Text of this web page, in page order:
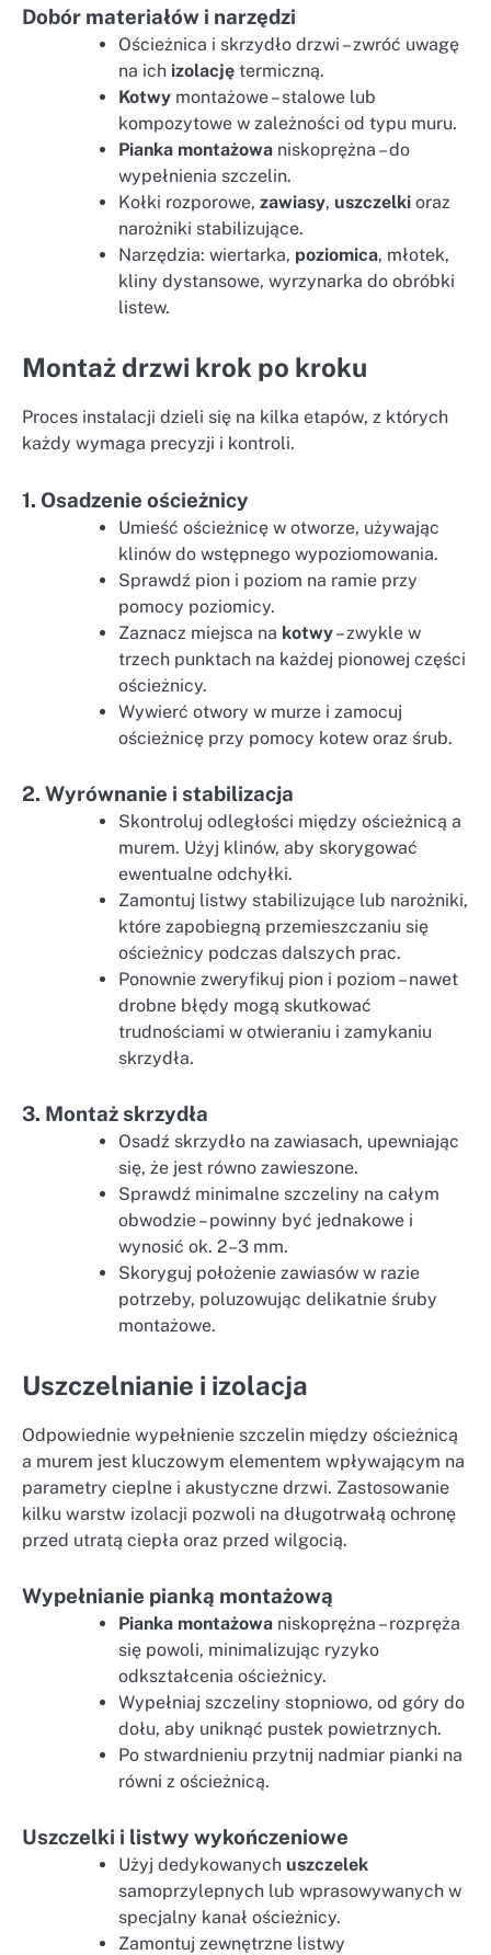
Dobór materiałów i narzędzi
Ościeżnica i skrzydło drzwi – zwróć uwagę
na ich izolację termiczną.
Kotwy montażowe – stalowe lub
kompozytowe w zależności od typu muru.
Pianka montażowa niskoprężna – do
wypełnienia szczelin.
Kołki rozporowe, zawiasy, uszczelki oraz
narożniki stabilizujące.
Narzędzia: wiertarka, poziomica, młotek,
kliny dystansowe, wyrzynarka do obróbki
listew.
Montaż drzwi krok po kroku
Proces instalacji dzieli się na kilka etapów, z których
każdy wymaga precyzji i kontroli.
1. Osadzenie ościeżnicy
Umieść ościeżnicę w otworze, używając
klinów do wstępnego wypoziomowania.
Sprawdź pion i poziom na ramie przy
pomocy poziomicy.
Zaznacz miejsca na kotwy– zwykle w
trzech punktach na każdej pionowej części
ościeżnicy.
Wywierć otwory w murze i zamocuj
ościeżnicę przy pomocy kotew oraz śrub.
2. Wyrównanie i stabilizacja
Skontroluj odległości między ościeżnicą a
murem. Użyj klinów, aby skorygować
ewentualne odchyłki.
Zamontuj listwy stabilizujące lub narożniki,
które zapobiegną przemieszczaniu się
ościeżnicy podczas dalszych prac.
Ponownie zweryfikuj pion i poziom – nawet
drobne błędy mogą skutkować
trudnościami w otwieraniu i zamykaniu
skrzydła.
3. Montaż skrzydła
Osadź skrzydło na zawiasach, upewniając
się, że jest równo zawieszone.
Sprawdź minimalne szczeliny na całym
obwodzie – powinny być jednakowe i
wynosić ok. 2–3 mm.
Skoryguj położenie zawiasów w razie
potrzeby, poluzowując delikatnie śruby
montażowe.
Uszczelnianie i izolacja
Odpowiednie wypełnienie szczelin między ościeżnicą
a murem jest kluczowym elementem wpływającym na
parametry cieplne i akustyczne drzwi. Zastosowanie
kilku warstw izolacji pozwoli na długotrwałą ochronę
przed utratą ciepła oraz przed wilgocią.
Wypełnianie pianką montażową
Pianka montażowa niskoprężna – rozpręża
się powoli, minimalizując ryzyko
odkształcenia ościeżnicy.
Wypełniaj szczeliny stopniowo, od góry do
dołu, aby uniknąć pustek powietrznych.
Po stwardnieniu przytnij nadmiar pianki na
równi z ościeżnicą.
Uszczelki i listwy wykończeniowe
Użyj dedykowanych uszczelek
samoprzylepnych lub wprasowywanych w
specjalny kanał ościeżnicy.
Zamontuj zewnętrzne listwy